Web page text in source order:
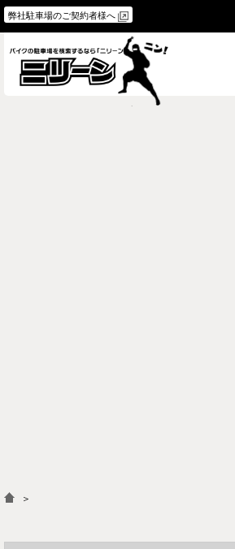
弊社駐車場のご契約者様へ
＞